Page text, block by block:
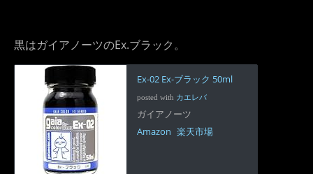
黒はガイアノーツのEx.ブラック。
Ex-02 Ex-ブラック 50ml
posted with カエレバ
ガイアノーツ
Amazon 楽天市場